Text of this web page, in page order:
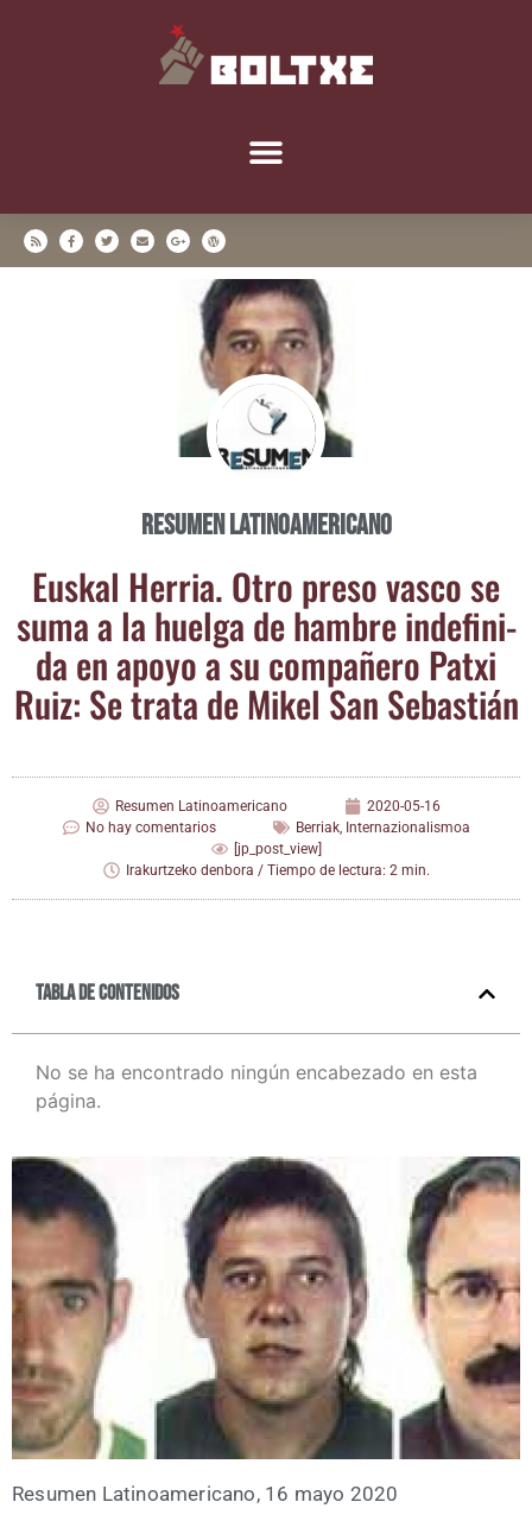
Resumen Latinoamericano
Eus­kal Herria. Otro pre­so vas­co se
suma a la huel­ga de ham­bre inde­fi­ni­
da en apo­yo a su com­pa­ñe­ro Patxi
Ruiz: Se tra­ta de Mikel San Sebastián
Resumen Latinoamericano
2020-05-16
No hay comentarios
Berriak, Internazionalismoa
[jp_post_view]
Irakurtzeko denbora / Tiempo de lectura: 2 min.
Tabla de contenidos
No se ha encontrado ningún encabezado en esta
página.
Resu­men Lati­no­ame­ri­cano, 16 mayo 2020